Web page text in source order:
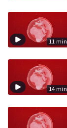
11 min
14 min